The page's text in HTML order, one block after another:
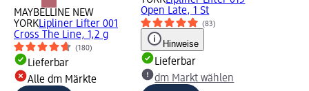
MAYBELLINE NEW
YORKLipliner Lifter 001
Cross The Line, 1,2 g
(180)
Lieferbar
Alle dm Märkte
Open Late, 1 St
(83)
Hinweise
Lieferbar
dm Markt wählen